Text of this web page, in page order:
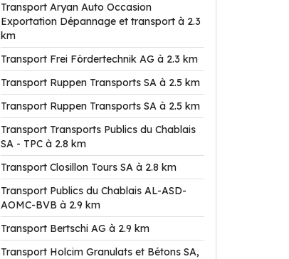
Transport Aryan Auto Occasion
Exportation Dépannage et transport à 2.3
km
Transport Frei Fördertechnik AG à 2.3 km
Transport Ruppen Transports SA à 2.5 km
Transport Ruppen Transports SA à 2.5 km
Transport Transports Publics du Chablais
SA - TPC à 2.8 km
Transport Closillon Tours SA à 2.8 km
Transport Publics du Chablais AL-ASD-
AOMC-BVB à 2.9 km
Transport Bertschi AG à 2.9 km
Transport Holcim Granulats et Bétons SA,